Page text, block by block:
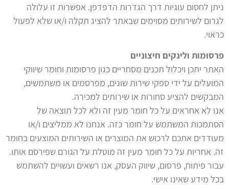
ניתן לחסום עוגיות דרך הגדרות הדפדפן. אפשרות זו עלולה
לגרום לשירותים מסוימים שבאתר להציג תקלה ו/או שלא לפעול
כראוי.
פרסומות ולינקים חיצוניים
האתר יתכן ויכלול תכנים מסחריים כגון פרסומות וחומר שיווקי
המועלים על ידי ספקי שירות שונים, מפרסמים או משתמשים,
המבקשים להציע סחורות או שירותים למכירה.
אנו לא אחראים על כל חומר מעין זה ולא לכל תוצאה של
הסתמכות המשתמש על חומר כזה. אנחנו לא ממליצים ו/או
מעודדים אתכם לרכוש את המוצרים או השירותים המוצעים בחומר
זה. אחריות על כל חומר מעין זה מוטלת על הגורם שפירסם אותו.
עבור פיתוח, פרסום, שיווק העסק, אנו רשאים ועשויים להשתמש
בכל מידע שאינו אישי.